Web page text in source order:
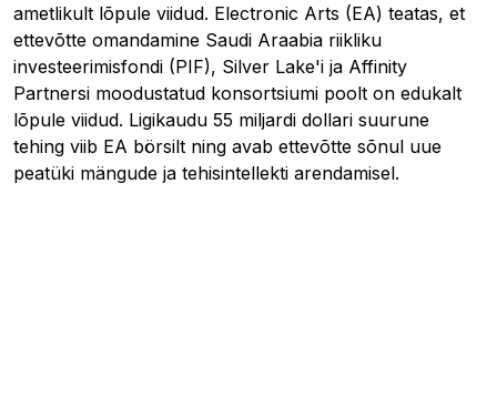
ametlikult lõpule viidud. Electronic Arts (EA) teatas, et
ettevõtte omandamine Saudi Araabia riikliku
investeerimisfondi (PIF), Silver Lake'i ja Affinity
Partnersi moodustatud konsortsiumi poolt on edukalt
lõpule viidud. Ligikaudu 55 miljardi dollari suurune
tehing viib EA börsilt ning avab ettevõtte sõnul uue
peatüki mängude ja tehisintellekti arendamisel.